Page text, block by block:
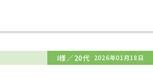
I様／20代 2026年01月18日